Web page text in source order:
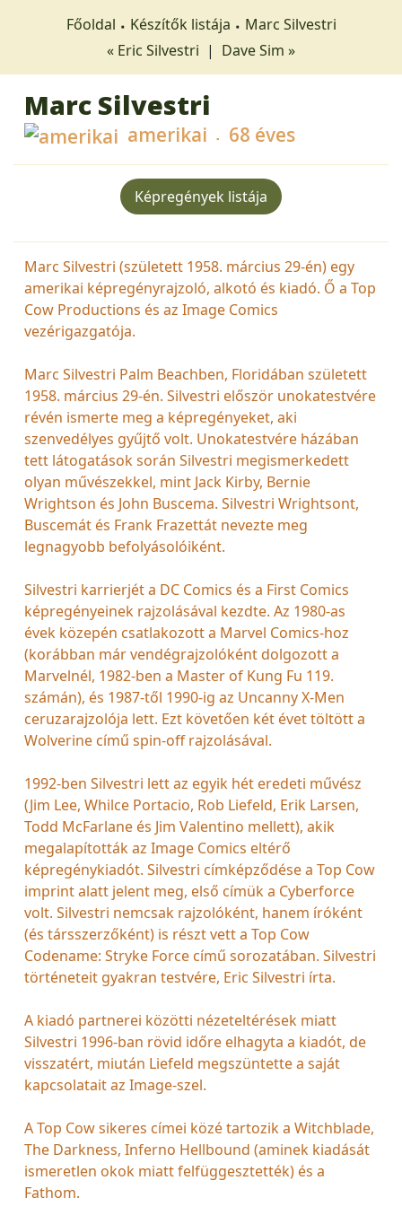
Főoldal Készítők listája
Marc Silvestri
« Eric Silvestri | Dave Sim »
Marc Silvestri
amerikai 68 éves
Képregények listája
Marc Silvestri (született 1958. március 29-én) egy
amerikai képregényrajzoló, alkotó és kiadó. Ő a Top
Cow Productions és az Image Comics
vezérigazgatója.
Marc Silvestri Palm Beachben, Floridában született
1958. március 29-én. Silvestri először unokatestvére
révén ismerte meg a képregényeket, aki
szenvedélyes gyűjtő volt. Unokatestvére házában
tett látogatások során Silvestri megismerkedett
olyan művészekkel, mint Jack Kirby, Bernie
Wrightson és John Buscema. Silvestri Wrightsont,
Buscemát és Frank Frazettát nevezte meg
legnagyobb befolyásolóiként.
Silvestri karrierjét a DC Comics és a First Comics
képregényeinek rajzolásával kezdte. Az 1980-as
évek közepén csatlakozott a Marvel Comics-hoz
(korábban már vendégrajzolóként dolgozott a
Marvelnél, 1982-ben a Master of Kung Fu 119.
számán), és 1987-től 1990-ig az Uncanny X-Men
ceruzarajzolója lett. Ezt követően két évet töltött a
Wolverine című spin-off rajzolásával.
1992-ben Silvestri lett az egyik hét eredeti művész
(Jim Lee, Whilce Portacio, Rob Liefeld, Erik Larsen,
Todd McFarlane és Jim Valentino mellett), akik
megalapították az Image Comics eltérő
képregénykiadót. Silvestri címképződése a Top Cow
imprint alatt jelent meg, első címük a Cyberforce
volt. Silvestri nemcsak rajzolóként, hanem íróként
(és társszerzőként) is részt vett a Top Cow
Codename: Stryke Force című sorozatában. Silvestri
történeteit gyakran testvére, Eric Silvestri írta.
A kiadó partnerei közötti nézeteltérések miatt
Silvestri 1996-ban rövid időre elhagyta a kiadót, de
visszatért, miután Liefeld megszüntette a saját
kapcsolatait az Image-szel.
A Top Cow sikeres címei közé tartozik a Witchblade,
The Darkness, Inferno Hellbound (aminek kiadását
ismeretlen okok miatt felfüggesztették) és a
Fathom.